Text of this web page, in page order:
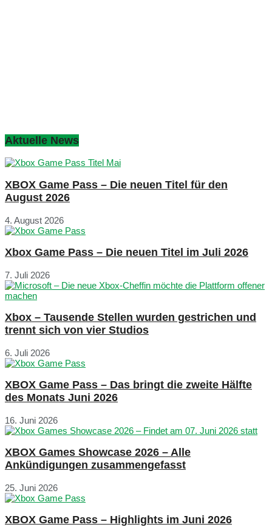
Aktuelle News
XBOX Game Pass – Die neuen Titel für den
August 2026
4. August 2026
Xbox Game Pass – Die neuen Titel im Juli 2026
7. Juli 2026
Xbox – Tausende Stellen wurden gestrichen und
trennt sich von vier Studios
6. Juli 2026
XBOX Game Pass – Das bringt die zweite Hälfte
des Monats Juni 2026
16. Juni 2026
XBOX Games Showcase 2026 – Alle
Ankündigungen zusammengefasst
25. Juni 2026
XBOX Game Pass – Highlights im Juni 2026